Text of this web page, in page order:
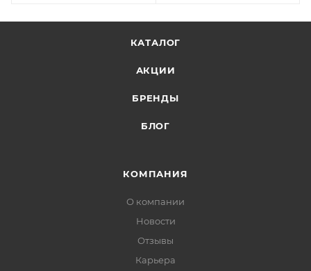
КАТАЛОГ
АКЦИИ
БРЕНДЫ
БЛОГ
КОМПАНИЯ
О компании
Новости
Отзывы
Карьера